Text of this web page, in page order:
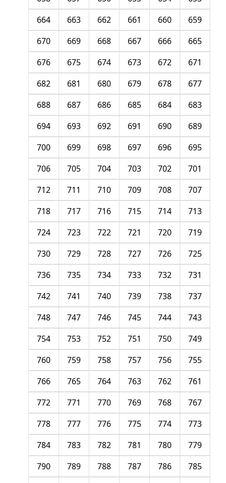
659
660
661
662
663
664
665
666
667
668
669
670
671
672
673
674
675
676
677
678
679
680
681
682
683
684
685
686
687
688
689
690
691
692
693
694
695
696
697
698
699
700
701
702
703
704
705
706
707
708
709
710
711
712
713
714
715
716
717
718
719
720
721
722
723
724
725
726
727
728
729
730
731
732
733
734
735
736
737
738
739
740
741
742
743
744
745
746
747
748
749
750
751
752
753
754
755
756
757
758
759
760
761
762
763
764
765
766
767
768
769
770
771
772
773
774
775
776
777
778
779
780
781
782
783
784
785
786
787
788
789
790